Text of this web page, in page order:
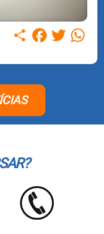
Compartilhar
Facebook
Twitter